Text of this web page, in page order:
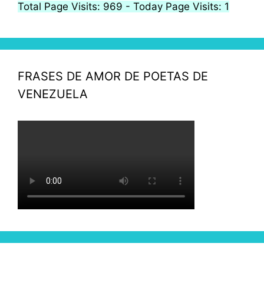
Total Page Visits: 969 - Today Page Visits: 1
FRASES DE AMOR DE POETAS DE
VENEZUELA